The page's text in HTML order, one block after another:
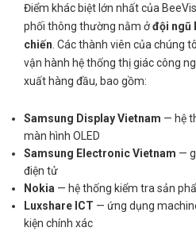
Điểm khác biệt lớn nhất của
phối thông thường nằm ởđội ngũ
chiến . Các thành viên của chúng
vận hành hệ thống thị giác công
xuất hàng đầu, bao gồm:
Samsung Display Vietnam — hệ
màn hình OLED
Samsung Electronic Vietnam —
điện tử
Nokia — hệ thống kiểm tra sản
Luxshare ICT — ứng dụng
kiện chính xác